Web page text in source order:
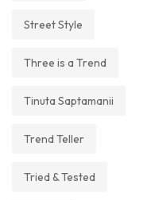
Street Style
Three is a Trend
Tinuta Saptamanii
Trend Teller
Tried & Tested